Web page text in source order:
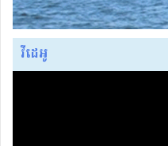
វីដេអូ